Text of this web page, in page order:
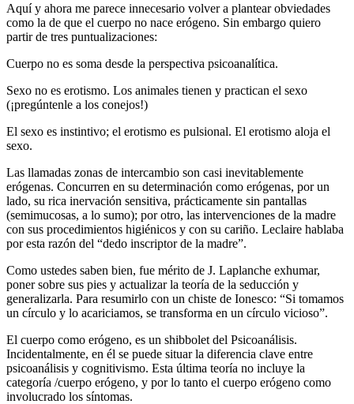
Aquí y ahora me parece innecesario volver a plantear obviedades
como la de que el cuerpo no nace erógeno. Sin embargo quiero
partir de tres puntualizaciones:
Cuerpo no es soma desde la perspectiva psicoanalítica.
Sexo no es erotismo. Los animales tienen y practican el sexo
(¡pregúntenle a los conejos!)
El sexo es instintivo; el erotismo es pulsional. El erotismo aloja el
sexo.
Las llamadas zonas de intercambio son casi inevitablemente
erógenas. Concurren en su determinación como erógenas, por un
lado, su rica inervación sensitiva, prácticamente sin pantallas
(semimucosas, a lo sumo); por otro, las intervenciones de la madre
con sus procedimientos higiénicos y con su cariño. Leclaire hablaba
por esta razón del “dedo inscriptor de la madre”.
Como ustedes saben bien, fue mérito de J. Laplanche exhumar,
poner sobre sus pies y actualizar la teoría de la seducción y
generalizarla. Para resumirlo con un chiste de Ionesco: “Si tomamos
un círculo y lo acariciamos, se transforma en un círculo vicioso”.
El cuerpo como erógeno, es un shibbolet del Psicoanálisis.
Incidentalmente, en él se puede situar la diferencia clave entre
psicoanálisis y cognitivismo. Esta última teoría no incluye la
categoría /cuerpo erógeno, y por lo tanto el cuerpo erógeno como
involucrado los síntomas.